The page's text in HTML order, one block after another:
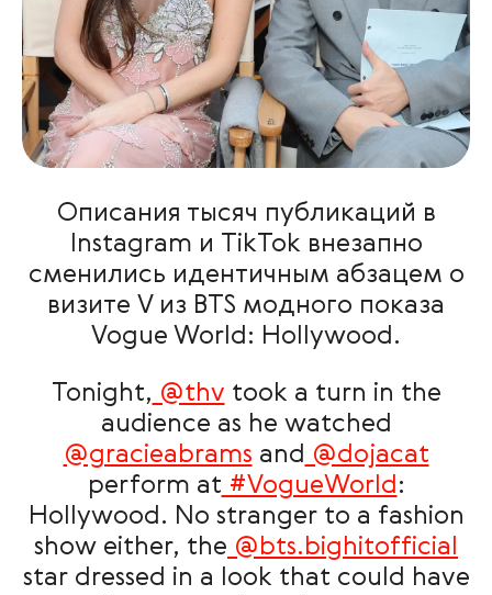
Описания тысяч публикаций в
Instagram и TikTok внезапно
сменились идентичным абзацем о
визите V из BTS модного показа
Vogue World: Hollywood.
Tonight, @thv took a turn in the
audience as he watched
@gracieabrams and @dojacat
perform at #VogueWorld:
Hollywood. No stranger to a fashion
show either, the @bts.bighitofficial
star dressed in a look that could have